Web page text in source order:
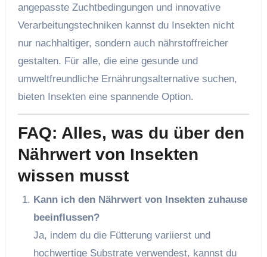
angepasste Zuchtbedingungen und innovative
Verarbeitungstechniken kannst du Insekten nicht
nur nachhaltiger, sondern auch nährstoffreicher
gestalten. Für alle, die eine gesunde und
umweltfreundliche Ernährungsalternative suchen,
bieten Insekten eine spannende Option.
FAQ: Alles, was du über den
Nährwert von Insekten
wissen musst
Kann ich den Nährwert von Insekten zuhause
beeinflussen?
Ja, indem du die Fütterung variierst und
hochwertige Substrate verwendest, kannst du